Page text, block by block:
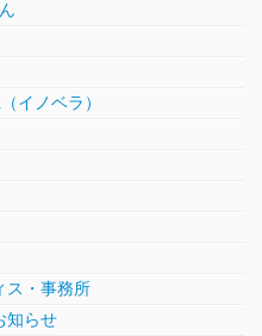
イノベラ）
ス・事務所
知らせ